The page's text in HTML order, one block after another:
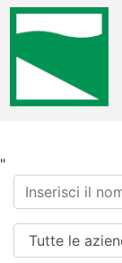
"
Ricerca
Azienda